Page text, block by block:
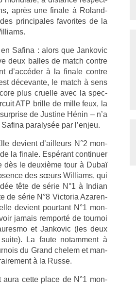
après une fin­ale à Roland-
prin­cipales favorites de la
Safina : alors que Jan­kovic
deux bal­les de match con­tre
d’accéder à la fin­ale con­tre
décevan­te, le match à sens
plus cruel­le avec la spec­
ATP bril­le de mille feux, la
de Just­ine Hénin – n’a
para­lys­ée par l’enjeu.
de­vient d’ail­leurs N°2 mon­
la fin­ale. Espérant con­tinu­er
dès le deuxième tour à Dubaï
des sœurs Wil­liams, qui
tête de série N°1 à In­dian
de série N°8 Vic­toria Azaren­
de­vient pour­tant N°1 mon­
jamais re­mporté de tour­noi
et Jan­kovic (les deux
La faute notam­ment à
du Grand chelem et man­
à la Russe.
aura cette place de N°1 mon­